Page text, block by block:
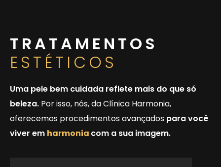
TRATAMENTOS
ESTÉTICOS
Uma pele bem cuidada reflete mais do que só
beleza. Por isso, nós, da Clínica Harmonia,
oferecemos procedimentos avançados para você
viver em harmonia com a sua imagem.